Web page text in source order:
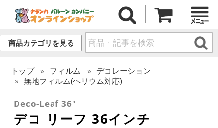
商品カテゴリを見る
トップ フィルム
デコレーション
無地フィルム(ヘリウム対応)
Deco-Leaf 36"
デコ リーフ 36インチ